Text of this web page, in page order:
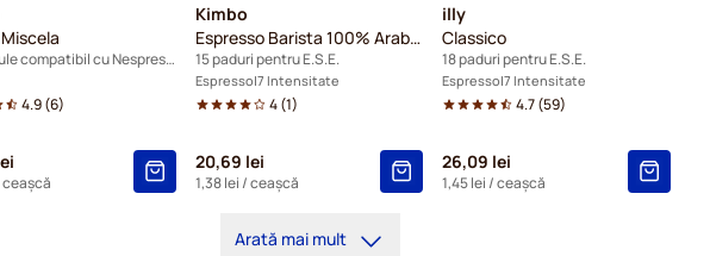
10 capsule compatibil cu Nespresso®
4.9(6)
ceașcă
Kimbo
Espresso Barista 100% Arabica
15 paduri pentru E.S.E.
Espresso 7 Intensitate
4(1)
20,69 lei
1,38 lei / ceașcă
illy
Classico
18 paduri pentru E.S.E.
Espresso 7 Intensitate
4.7(59)
26,09 lei
1,45 lei / ceașcă
Arată mai mult